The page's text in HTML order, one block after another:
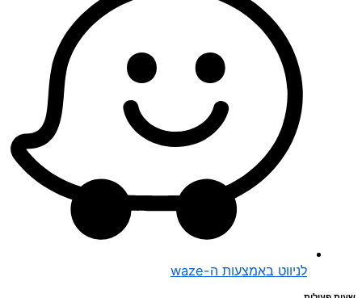
לניווט באמצעות ה-waze